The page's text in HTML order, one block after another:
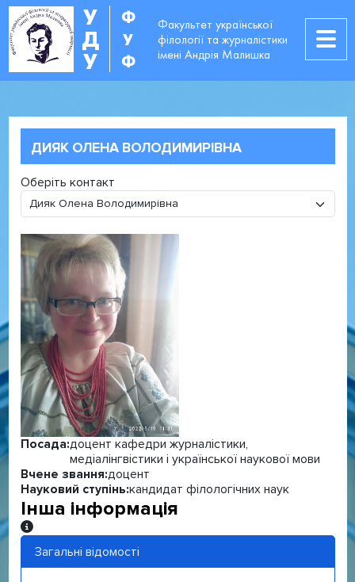
У
Д
У
Ф
У
Ф
Факультет української
філології та журналістики
імені Андрія Малишка
ДИЯК ОЛЕНА ВОЛОДИМИРІВНА
Оберіть контакт
Посада:доцент кафедри журналістики,
медіалінгвістики і української наукової мови
Вчене звання:доцент
Науковий ступінь:кандидат філологічних наук
Інша інформація
Інша інформація
Загальні відомості